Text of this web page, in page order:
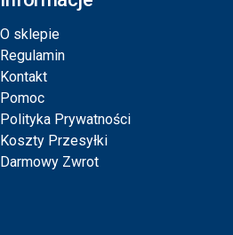
O sklepie
Regulamin
Kontakt
Pomoc
Polityka Prywatności
Koszty Przesyłki
Darmowy Zwrot